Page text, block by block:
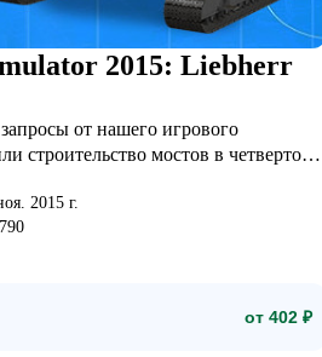
2015: Liebherr
от нашего игрового
строительство мостов в четвертое
Более того, мы включили две
автопарка: внушительный
2015 г.
от 402 ₽